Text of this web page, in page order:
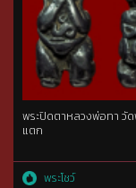
พระปิดตาหลวงพ่อทา วัด
แตก
พระโชว์